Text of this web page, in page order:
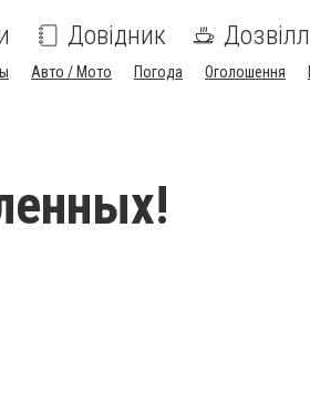
Довідник
Авто / Мото Погода Оголошення